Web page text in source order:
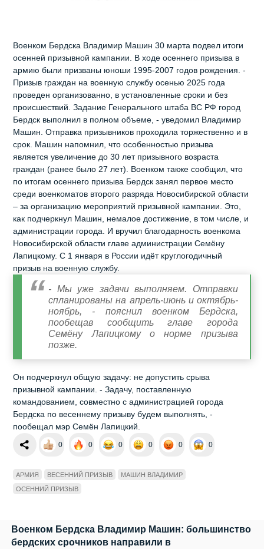
Военком Бердска Владимир Машин 30 марта подвел итоги
осенней призывной кампании. В ходе осеннего призыва в
армию были призваны юноши 1995-2007 годов рождения. -
Призыв граждан на военную службу осенью 2025 года
проведен организованно, в установленные сроки и без
происшествий. Задание Генерального штаба ВС РФ город
Бердск выполнил в полном объеме, - уведомил Владимир
Машин. Отправка призывников проходила торжественно и в
срок. Машин напомнил, что особенностью призыва
является увеличение до 30 лет призывного возраста
граждан (ранее было 27 лет). Военком также сообщил, что
по итогам осеннего призыва Бердск занял первое место
среди военкоматов второго разряда Новосибирской области
– за организацию мероприятий призывной кампании. Это,
как подчеркнул Машин, немалое достижение, в том числе, и
администрации города. И вручил благодарность военкома
Новосибирской области главе администрации Семёну
Лапицкому. С 1 января в России идёт круглогодичный
призыв на военную службу.
- Мы уже задачи выполняем. Отправки
спланированы на апрель-июнь и октябрь-
ноябрь, - пояснил военком Бердска,
пообещав сообщить главе города
Семёну Лапицкому о норме призыва
позже.
Он подчеркнул общую задачу: не допустить срыва
призывной кампании. - Задачу, поставленную
командованием, совместно с администрацией города
Бердска по весеннему призыву будем выполнять, -
пообещал мэр Семён Лапицкий.
0 0 0 0 0 0
АРМИЯ ВЕСЕННИЙ ПРИЗЫВ
МАШИН ВЛАДИМИР
ОСЕННИЙ ПРИЗЫВ
Военком Бердска Владимир Машин: большинство
бердских срочников направили в